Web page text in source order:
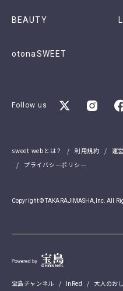
BEAUTY
otonaSWEET
Follow us
sweet webとは？ 利用規約 運
プライバシーポリシー
Copyright © TAKARAJIMASHA,Inc. All
宝島チャンネル InRed 大人のお